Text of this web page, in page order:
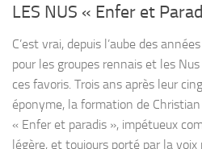
LES NUS « Enfer et
C’est vrai, depuis l’aube des
pour les groupes rennais et les
ces favoris. Trois ans après leur
éponyme, la formation de
« Enfer et paradis », impétueux
légère, et toujours porté par la